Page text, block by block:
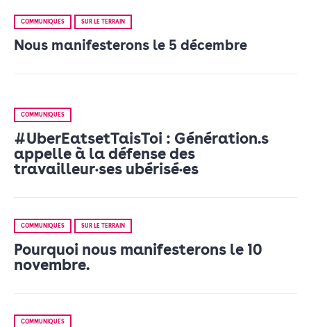
COMMUNIQUÉS SUR LE TERRAIN
Nous manifesterons le 5 décembre
COMMUNIQUÉS
#UberEatsetTaisToi : Génération.s
appelle à la défense des
travailleur•ses ubérisé•es
COMMUNIQUÉS SUR LE TERRAIN
Pourquoi nous manifesterons le 10
novembre.
COMMUNIQUÉS